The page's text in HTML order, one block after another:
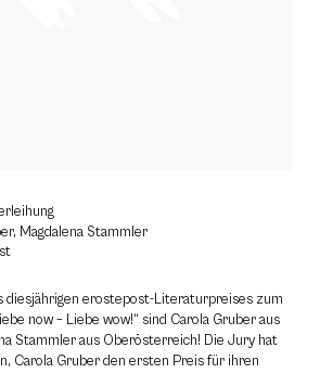
Magdalena Stammler
diesjährigen erostepost-Literaturpreises zum
now – Liebe wow!“ sind Carola Gruber aus
Stammler aus Oberösterreich! Die Jury hat
Carola Gruber den ersten Preis für ihren